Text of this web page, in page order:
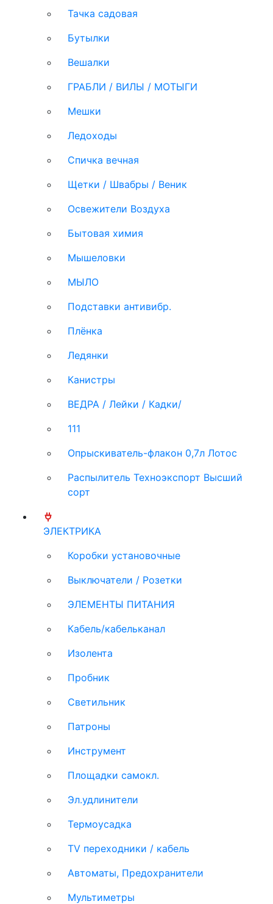
Тачка садовая
Бутылки
Вешалки
ГРАБЛИ / ВИЛЫ / МОТЫГИ
Мешки
Ледоходы
Спичка вечная
Щетки / Швабры / Веник
Освежители Воздуха
Бытовая химия
Мышеловки
МЫЛО
Подставки антивибр.
Плёнка
Ледянки
Канистры
ВЕДРА / Лейки / Кадки/
111
Опрыскиватель-флакон 0,7л Лотос
Распылитель Техноэкспорт Высший
сорт
ЭЛЕКТРИКА
Коробки установочные
Выключатели / Розетки
ЭЛЕМЕНТЫ ПИТАНИЯ
Кабель/кабельканал
Изолента
Пробник
Светильник
Патроны
Инструмент
Площадки самокл.
Эл.удлинители
Термоусадка
TV переходники / кабель
Автоматы, Предохранители
Мультиметры